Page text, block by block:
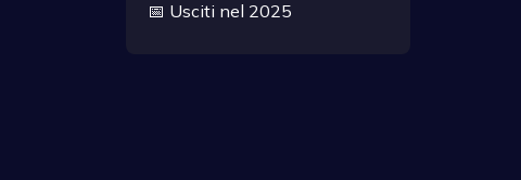
📅 Usciti nel 2025